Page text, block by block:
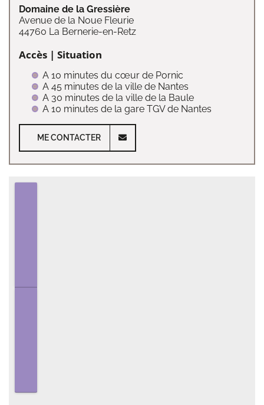
Domaine de la Gressière
Avenue de la Noue Fleurie
44760 La Bernerie-en-Retz
Accès | Situation
A 10 minutes du cœur de Pornic
A 45 minutes de la ville de Nantes
A 30 minutes de la ville de la Baule
A 10 minutes de la gare TGV de Nantes
ME CONTACTER